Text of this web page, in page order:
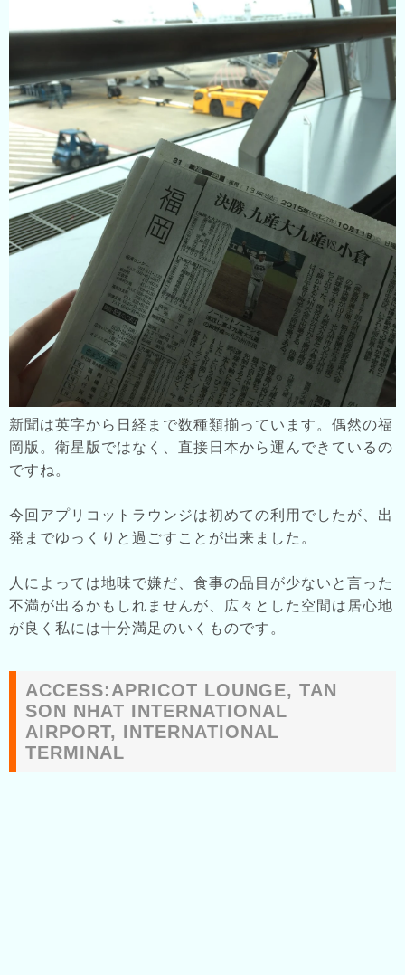
新聞は英字から日経まで数種類揃っています。偶然の福
岡版。衛星版ではなく、直接日本から運んできているの
ですね。
今回アプリコットラウンジは初めての利用でしたが、出
発までゆっくりと過ごすことが出来ました。
人によっては地味で嫌だ、食事の品目が少ないと言った
不満が出るかもしれませんが、広々とした空間は居心地
が良く私には十分満足のいくものです。
ACCESS:APRICOT LOUNGE, TAN
SON NHAT INTERNATIONAL
AIRPORT, INTERNATIONAL
TERMINAL